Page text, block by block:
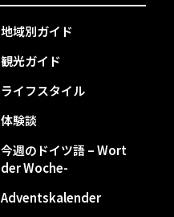
地域別ガイド
観光ガイド
ライフスタイル
体験談
今週のドイツ語 – Wort
der Woche-
Adventskalender